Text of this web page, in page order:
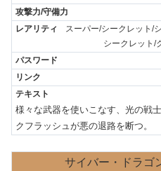
スーパー/シークレット/
シークレット/
様々な武器を使いこなす、光の戦
クフラッシュが悪の退路を断つ。
サイバー・ドラゴ